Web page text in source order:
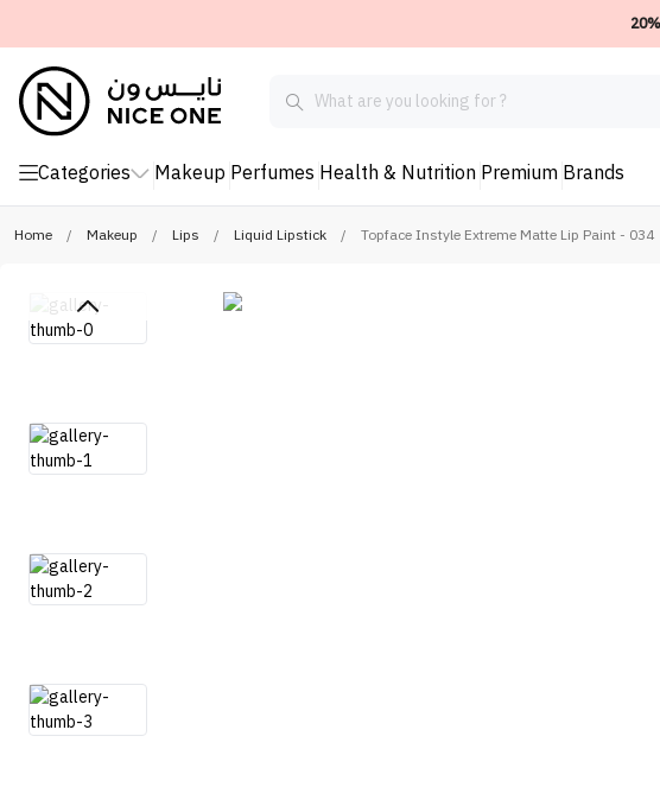
Categories Makeup Perfumes Health & Nutrition Premium Brands
Home / Makeup / Lips / Liquid Lipstick / Topface Instyle Extreme Matte Lip Paint - 034